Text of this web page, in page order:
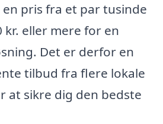
pris fra et par tusinde
eller mere for en
Det er derfor en
tilbud fra flere lokale
at sikre dig den bedste